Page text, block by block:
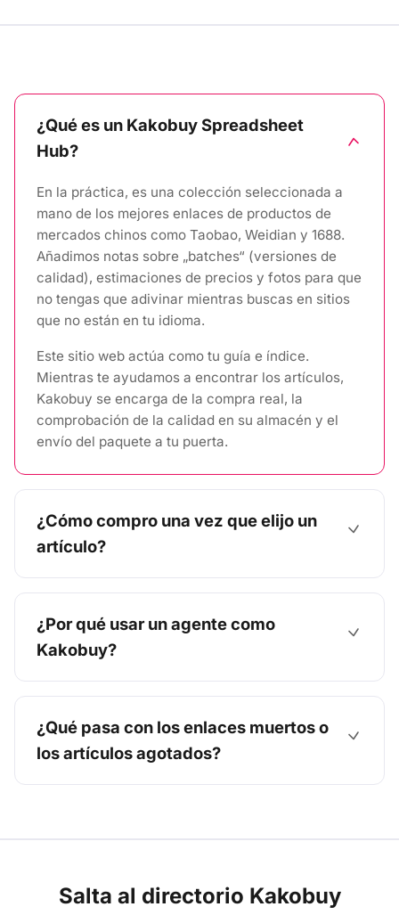
Guide
¿Qué es un Kakobuy Spreadsheet
Hub?
En la práctica, es una colección seleccionada a
mano de los mejores enlaces de productos de
mercados chinos como Taobao, Weidian y 1688.
Añadimos notas sobre „batches“ (versiones de
calidad), estimaciones de precios y fotos para que
no tengas que adivinar mientras buscas en sitios
que no están en tu idioma.
Este sitio web actúa como tu guía e índice.
Mientras te ayudamos a encontrar los artículos,
Kakobuy se encarga de la compra real, la
comprobación de la calidad en su almacén y el
envío del paquete a tu puerta.
¿Cómo compro una vez que elijo un
artículo?
¿Por qué usar un agente como
Kakobuy?
¿Qué pasa con los enlaces muertos o
los artículos agotados?
Salta al directorio Kakobuy